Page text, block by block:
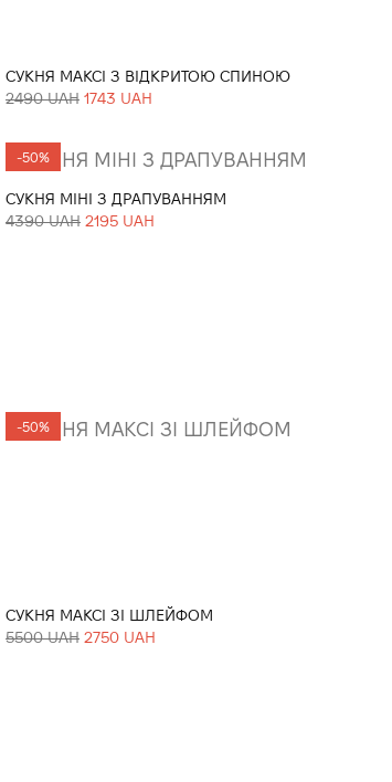
СУКНЯ МАКСІ З ВІДКРИТОЮ СПИНОЮ
2490 UAH 1743 UAH
-50%
СУКНЯ МІНІ З ДРАПУВАННЯМ
4390 UAH 2195 UAH
-50%
СУКНЯ МАКСІ ЗІ ШЛЕЙФОМ
5500 UAH 2750 UAH